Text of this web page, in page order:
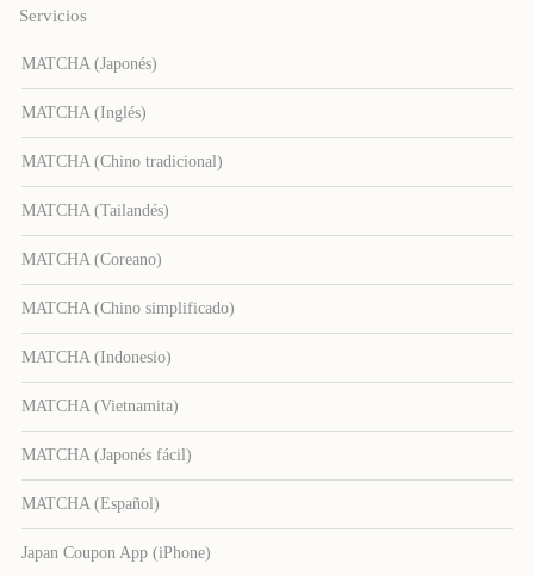
Servicios
MATCHA (Japonés)
MATCHA (Inglés)
MATCHA (Chino tradicional)
MATCHA (Tailandés)
MATCHA (Coreano)
MATCHA (Chino simplificado)
MATCHA (Indonesio)
MATCHA (Vietnamita)
MATCHA (Japonés fácil)
MATCHA (Español)
Japan Coupon App (iPhone)